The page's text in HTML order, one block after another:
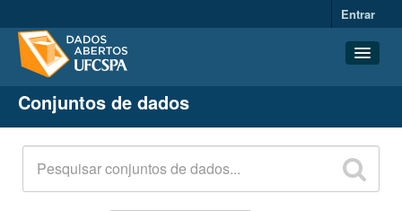
Entrar
Conjuntos de dados
Organizações
Grupos
Sobre
Conjuntos de dados